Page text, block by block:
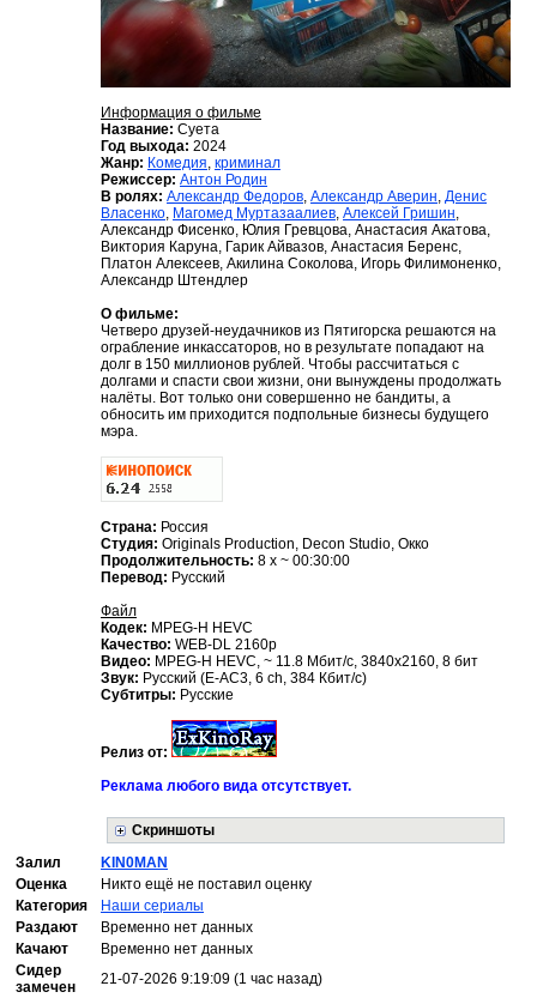
Информация о фильме
Название: Суета
Год выхода: 2024
Жанр: Комедия, криминал
Режиссер: Антон Родин
В ролях: Александр Федоров, Александр Аверин, Денис
Власенко, Магомед Муртазаалиев, Алексей Гришин,
Александр Фисенко, Юлия Гревцова, Анастасия Акатова,
Виктория Каруна, Гарик Айвазов, Анастасия Беренс,
Платон Алексеев, Акилина Соколова, Игорь Филимоненко,
Александр Штендлер
О фильме:
Четверо друзей-неудачников из Пятигорска решаются на
ограбление инкассаторов, но в результате попадают на
долг в 150 миллионов рублей. Чтобы рассчитаться с
долгами и спасти свои жизни, они вынуждены продолжать
налёты. Вот только они совершенно не бандиты, а
обносить им приходится подпольные бизнесы будущего
мэра.
Страна: Россия
Студия: Originals Production, Decon Studio, Окко
Продолжительность: 8 x ~ 00:30:00
Перевод: Русский
Файл
Кодек: MPEG-H HEVC
Качество: WEB-DL 2160p
Видео: MPEG-H HEVC, ~ 11.8 Мбит/с, 3840x2160, 8 бит
Звук: Русский (E-AC3, 6 ch, 384 Кбит/с)
Субтитры: Русские
Релиз от:
Реклама любого вида отсутствует.
Скриншоты
Залил
KIN0MAN
Оценка
Никто ещё не поставил оценку
Категория
Наши сериалы
Раздают
Временно нет данных
Качают
Временно нет данных
Сидер
замечен
21-07-2026 9:19:09 (1 час назад)